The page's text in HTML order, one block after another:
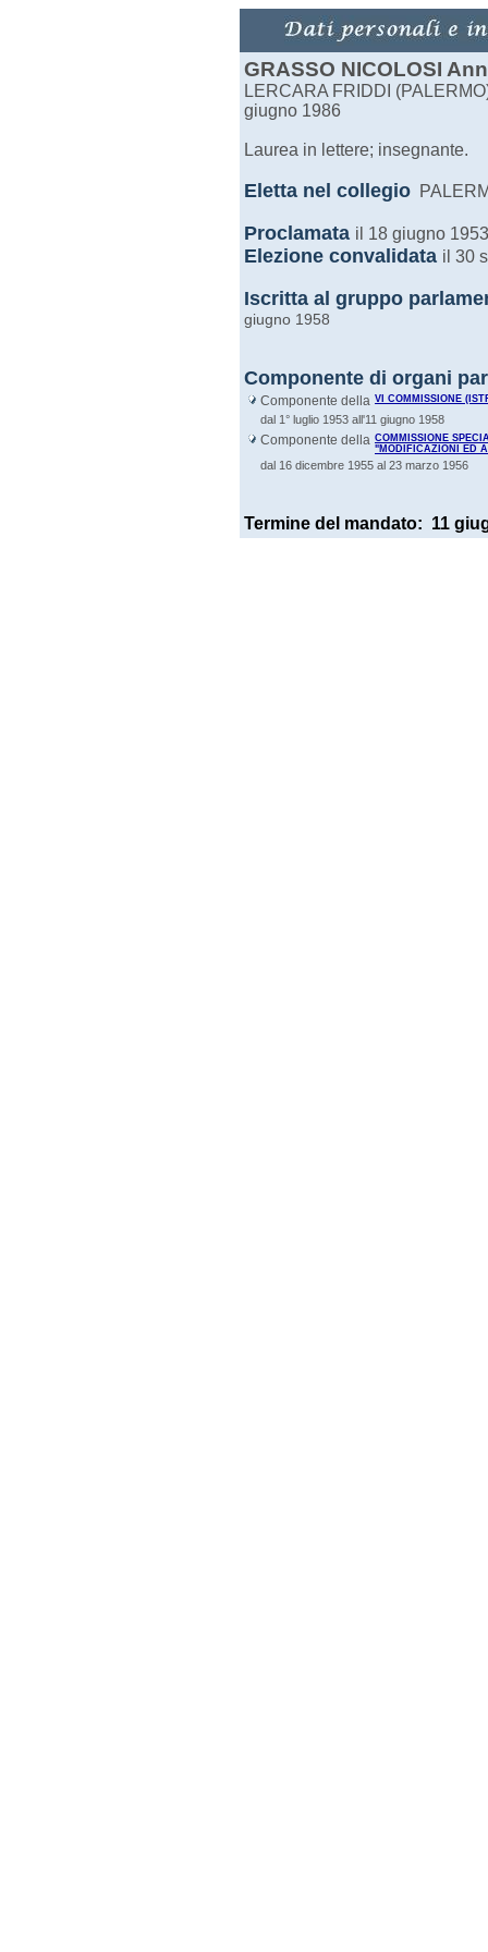
GRASSO NICOLOSI
LERCARA FRIDDI
giugno 1986
Laurea in lettere; insegnante.
Eletta nel collegio
Proclamata il 18 giugno 1953
Elezione convalidata il 30
Iscritta al gruppo
giugno 1958
Componente di organi
Componente della VI COMMISSIONE
dal 1° luglio 1953 all'11 giugno 1958
Componente della COMMISSIONE
"MODIFICAZIONI ED
dal 16 dicembre 1955 al 23 marzo 1956
Termine del mandato: 11